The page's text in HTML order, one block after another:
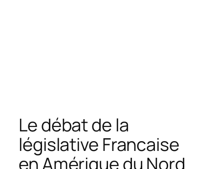
Le débat de la
législative Francaise
en Amérique du Nord